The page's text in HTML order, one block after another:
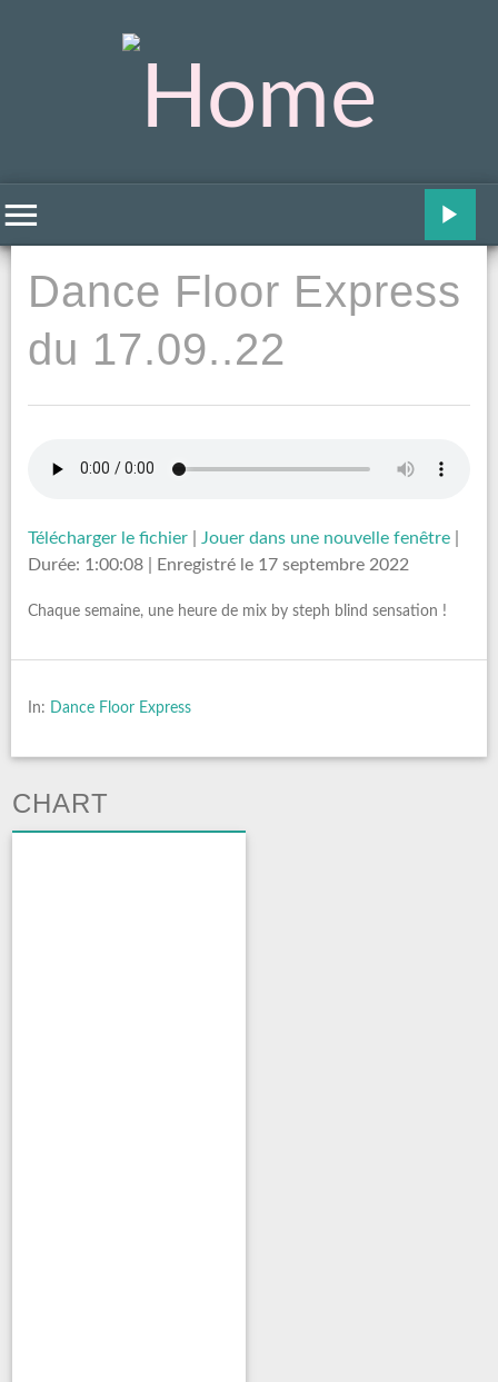
Dance Floor Express
du 17.09..22
Télécharger le fichier Jouer dans une nouvelle fenêtre
Durée: 1:00:08
Enregistré le 17 septembre 2022
Chaque semaine, une heure de mix by steph blind sensation !
In: Dance Floor Express
CHART